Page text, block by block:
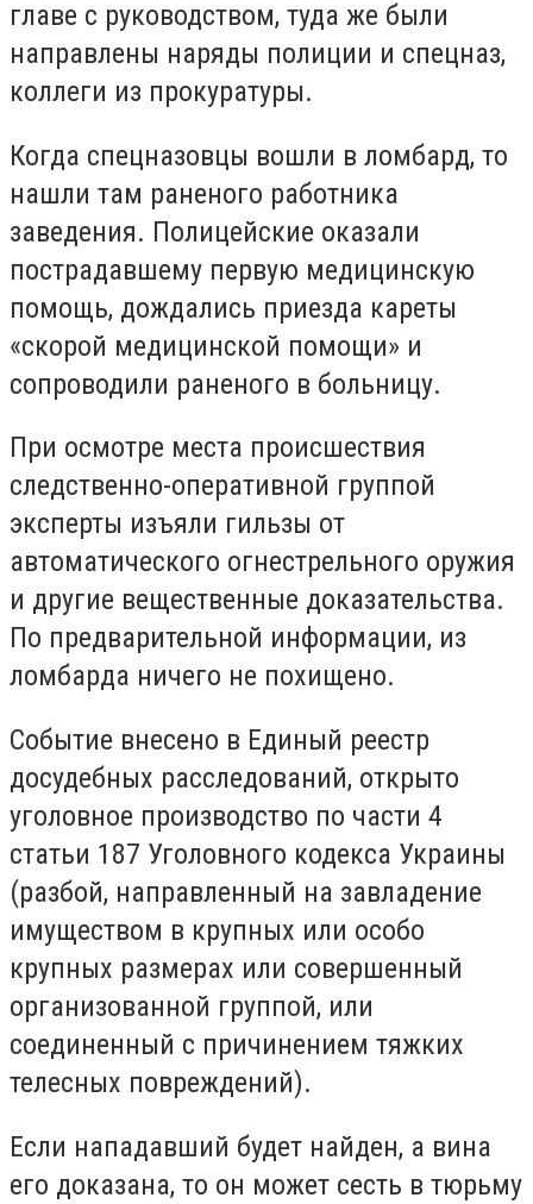
главе с руководством, туда же были
направлены наряды полиции и спецназ,
коллеги из прокуратуры.
Когда спецназовцы вошли в ломбард, то
нашли там раненого работника
заведения. Полицейские оказали
пострадавшему первую медицинскую
помощь, дождались приезда кареты
«скорой медицинской помощи» и
сопроводили раненого в больницу.
При осмотре места происшествия
следственно-оперативной группой
эксперты изъяли гильзы от
автоматического огнестрельного оружия
и другие вещественные доказательства.
По предварительной информации, из
ломбарда ничего не похищено.
Событие внесено в Единый реестр
досудебных расследований, открыто
уголовное производство по части 4
статьи 187 Уголовного кодекса Украины
(разбой, направленный на завладение
имуществом в крупных или особо
крупных размерах или совершенный
организованной группой, или
соединенный с причинением тяжких
телесных повреждений).
Если нападавший будет найден, а вина
его доказана, то он может сесть в тюрьму